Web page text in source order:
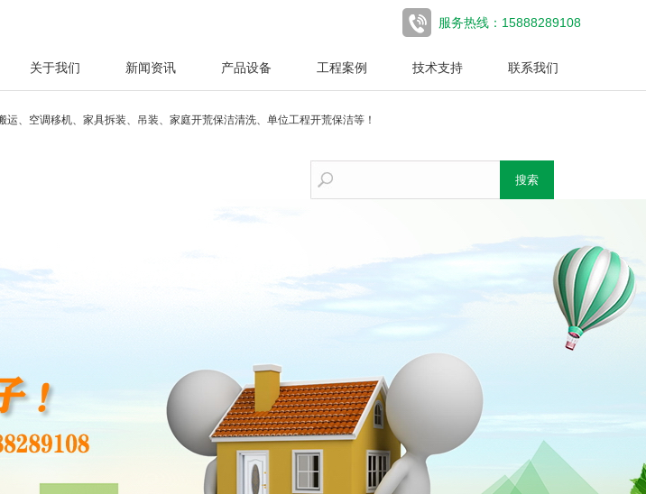
服务热线：15888289108
关于我们 新闻资讯 产品设备 工程案例 技术支持 联系我们
、空调移机、家具拆装、吊装、家庭开荒保洁清洗、单位工程开荒保洁等！
搜索